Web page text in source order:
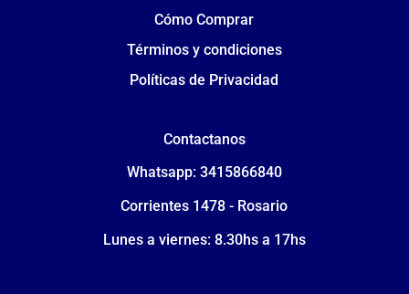
Cómo Comprar
Términos y condiciones
Políticas de Privacidad
Contactanos
Whatsapp: 3415866840
Corrientes 1478 - Rosario
Lunes a viernes: 8.30hs a 17hs